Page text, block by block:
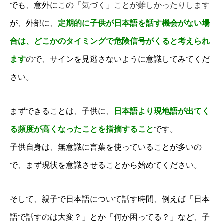
でも、意外にこの 「気づく」ことが難しかったりします
が、外部に、 定期的に子供が日本語を話す機会がない場
合は、どこかのタイミングで危険信号がくると考えられ
ますので、サインを見逃さないように意識してみてくだ
さい。
まずできることは、子供に、 日本語より現地語が出てく
る頻度が高くなったことを指摘することです。
子供自身は、無意識に言葉を使っていることが多いの
で、まず現状を意識させることから始めてください。
そして、親子で日本語について話す時間、例えば「日本
語で話すのは大変？」とか「何か困ってる？」など、子